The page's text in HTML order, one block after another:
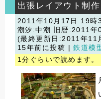
出張レイアウト制
2011年10月17日 19
潮汐:中潮
旧暦:2011年
(最終更新日:2011年11
15年前に投稿 |鉄道模
1分ぐらいで読めます。